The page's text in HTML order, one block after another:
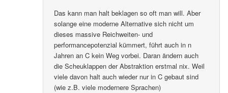
Das kann man halt beklagen so oft man will. Aber
solange eine moderne Alternative sich nicht um
dieses massive Reichweiten- und
performancepotenzial kümmert, führt auch in n
Jahren an C kein Weg vorbei. Daran ändern auch
die Scheuklappen der Abstraktion erstmal nix. Weil
viele davon halt auch wieder nur in C gebaut sind
(wie z.B. viele modernere Sprachen)